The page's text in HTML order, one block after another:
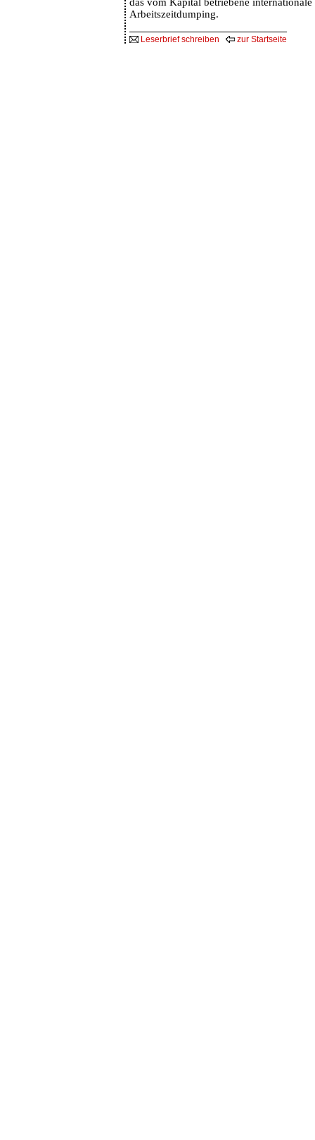
Arbeitszeitdumping.
Leserbrief schreiben zur Startseite